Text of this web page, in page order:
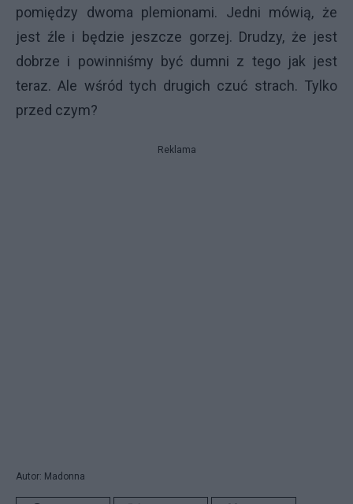
pomiędzy dwoma plemionami. Jedni mówią, że
jest źle i będzie jeszcze gorzej. Drudzy, że jest
dobrze i powinniśmy być dumni z tego jak jest
teraz. Ale wśród tych drugich czuć strach. Tylko
przed czym?
Reklama
Autor: Madonna